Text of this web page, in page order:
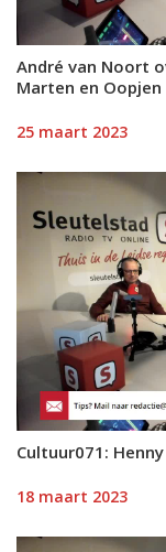
André van Noort
Marten en Oopjen
25 maart 2023
Cultuur071:
18 maart 2023